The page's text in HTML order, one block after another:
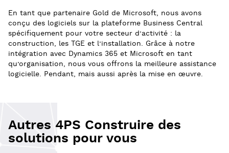
En tant que partenaire Gold de Microsoft, nous avons
conçu des logiciels sur la plateforme Business Central
spécifiquement pour votre secteur d’activité : la
construction, les TGE et l’installation. Grâce à notre
intégration avec Dynamics 365 et Microsoft en tant
qu’organisation, nous vous offrons la meilleure assistance
logicielle. Pendant, mais aussi après la mise en œuvre.
Autres 4PS Construire des
solutions pour vous